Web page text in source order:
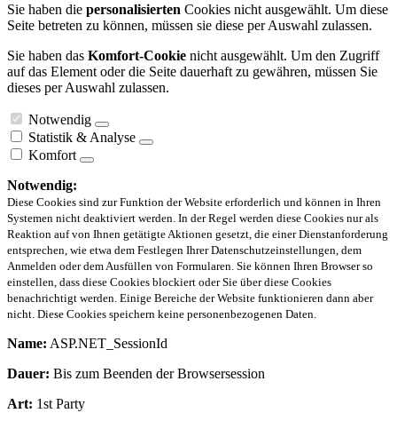
Sie haben die personalisierten Cookies nicht ausgewählt. Um diese
Seite betreten zu können, müssen sie diese per Auswahl zulassen.
Sie haben das Komfort-Cookie nicht ausgewählt. Um den Zugriff
auf das Element oder die Seite dauerhaft zu gewähren, müssen Sie
dieses per Auswahl zulassen.
Notwendig
Statistik & Analyse
Komfort
Notwendig:
Diese Cookies sind zur Funktion der Website erforderlich und können in Ihren
Systemen nicht deaktiviert werden. In der Regel werden diese Cookies nur als
Reaktion auf von Ihnen getätigte Aktionen gesetzt, die einer Dienstanforderung
entsprechen, wie etwa dem Festlegen Ihrer Datenschutzeinstellungen, dem
Anmelden oder dem Ausfüllen von Formularen. Sie können Ihren Browser so
einstellen, dass diese Cookies blockiert oder Sie über diese Cookies
benachrichtigt werden. Einige Bereiche der Website funktionieren dann aber
nicht. Diese Cookies speichern keine personenbezogenen Daten.
Name: ASP.NET_SessionId
Dauer: Bis zum Beenden der Browsersession
Art: 1st Party